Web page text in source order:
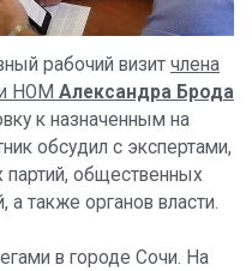
рабочий визит члена
НОМ Александра Брода
к назначенным на
обсудил с экспертами,
партий, общественных
а также органов власти.
в городе Сочи. На